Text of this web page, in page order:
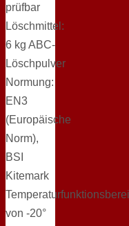
prüfbar
Löschmittel:
6 kg ABC-
Löschpulver
Normung:
EN3
(Europäische
Norm),
BSI
Kitemark
von -20°